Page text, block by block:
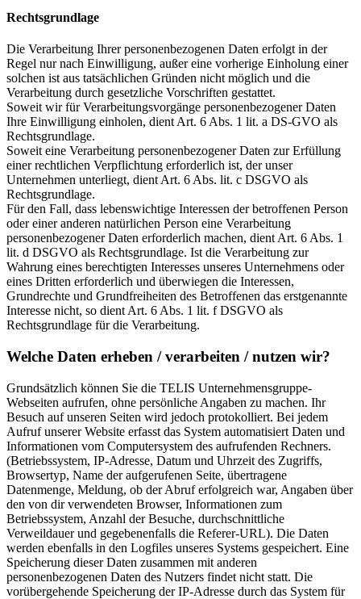
Rechtsgrundlage
Die Verarbeitung Ihrer personenbezogenen Daten erfolgt in der
Regel nur nach Einwilligung, außer eine vorherige Einholung einer
solchen ist aus tatsächlichen Gründen nicht möglich und die
Verarbeitung durch gesetzliche Vorschriften gestattet.
Soweit wir für Verarbeitungsvorgänge personenbezogener Daten
Ihre Einwilligung einholen, dient Art. 6 Abs. 1 lit. a DS-GVO als
Rechtsgrundlage.
Soweit eine Verarbeitung personenbezogener Daten zur Erfüllung
einer rechtlichen Verpflichtung erforderlich ist, der unser
Unternehmen unterliegt, dient Art. 6 Abs. lit. c DSGVO als
Rechtsgrundlage.
Für den Fall, dass lebenswichtige Interessen der betroffenen Person
oder einer anderen natürlichen Person eine Verarbeitung
personenbezogener Daten erforderlich machen, dient Art. 6 Abs. 1
lit. d DSGVO als Rechtsgrundlage. Ist die Verarbeitung zur
Wahrung eines berechtigten Interesses unseres Unternehmens oder
eines Dritten erforderlich und überwiegen die Interessen,
Grundrechte und Grundfreiheiten des Betroffenen das erstgenannte
Interesse nicht, so dient Art. 6 Abs. 1 lit. f DSGVO als
Rechtsgrundlage für die Verarbeitung.
Welche Daten erheben / verarbeiten / nutzen wir?
Grundsätzlich können Sie die TELIS Unternehmensgruppe-
Webseiten aufrufen, ohne persönliche Angaben zu machen. Ihr
Besuch auf unseren Seiten wird jedoch protokolliert. Bei jedem
Aufruf unserer Website erfasst das System automatisiert Daten und
Informationen vom Computersystem des aufrufenden Rechners.
(Betriebssystem, IP-Adresse, Datum und Uhrzeit des Zugriffs,
Browsertyp, Name der aufgerufenen Seite, übertragene
Datenmenge, Meldung, ob der Abruf erfolgreich war, Angaben über
den von dir verwendeten Browser, Informationen zum
Betriebssystem, Anzahl der Besuche, durchschnittliche
Verweildauer und gegebenenfalls die Referer-URL). Die Daten
werden ebenfalls in den Logfiles unseres Systems gespeichert. Eine
Speicherung dieser Daten zusammen mit anderen
personenbezogenen Daten des Nutzers findet nicht statt. Die
vorübergehende Speicherung der IP-Adresse durch das System für